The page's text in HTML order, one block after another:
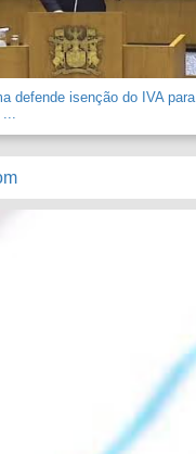
defende isenção do IVA para